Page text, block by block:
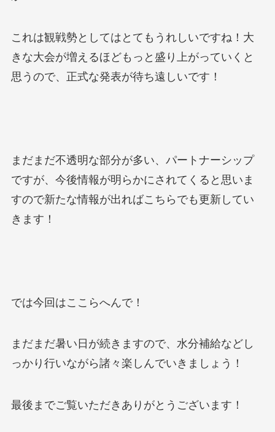
これは観戦勢としてはとてもうれしいですね！大
きな大会が増えるほどもっと盛り上がっていくと
思うので、正式な発表が待ち遠しいです！
まだまだ不透明な部分が多い、パートナーシップ
ですが、今後情報が明らかにされてくると思いま
すので新たな情報が出ればこちらでも更新してい
きます！
では今回はここらへんで！
まだまだ暑い日が続きますので、水分補給などし
っかり行いながら諸々楽しんでいきましょう！
最後までご覧いただきありがとうございます！